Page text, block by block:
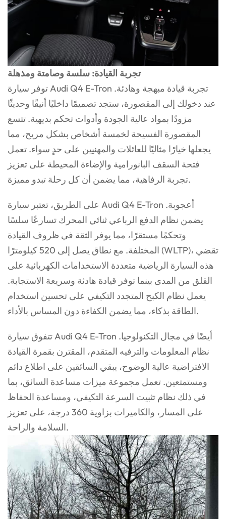
تجربة القيادة: سلسة وصامتة ومذهلة
توفر سيارة Audi Q4 E-Tron تجربة قيادة مبهجة وهادئة.
عند دخولك إلى المقصورة، ستجد تصميمًا داخليًا أنيقًا وحديثًا
مزودًا بمواد عالية الجودة وأدوات تحكم بديهية. تتسع
المقصورة الفسيحة لخمسة أشخاص بشكل مريح، مما
يجعلها خيارًا مثاليًا للعائلات والمهنيين على حدٍ سواء. تعمل
فتحة السقف البانورامية والإضاءة المحيطة على تعزيز
تجربة الرفاهية، مما يضمن أن كل رحلة تبدو مميزة.
على الطريق، تعتبر سيارة Audi Q4 E-Tron أعجوبة.
يضمن نظام الدفع الرباعي ثنائي المحرك تسارعًا سلسًا
وتحكمًا مستقرًا، مما يوفر الثقة في ظروف القيادة
المختلفة. مع نطاق يصل إلى 520 كيلومترًا (WLTP)، تقضي
هذه السيارة الرياضية متعددة الاستخدامات الكهربائية على
القلق من المدى بينما توفر قيادة هادئة وسريعة الاستجابة.
يعمل نظام الكبح المتجدد التكيفي على تحسين استخدام
الطاقة بذكاء، مما يضمن الكفاءة دون المساس بالأداء.
تتفوق سيارة Audi Q4 E-Tron أيضًا في مجال التكنولوجيا.
نظام المعلومات والترفيه المتقدم، المقترن بقمرة القيادة
الافتراضية عالية الوضوح، يبقي السائقين على اطلاع دائم
ومستمتعين. تعمل مجموعة ميزات مساعدة السائق، بما
في ذلك نظام تثبيت السرعة التكيفي، ومساعدة الحفاظ
على المسار، والكاميرات بزاوية 360 درجة، على تعزيز
السلامة والراحة.